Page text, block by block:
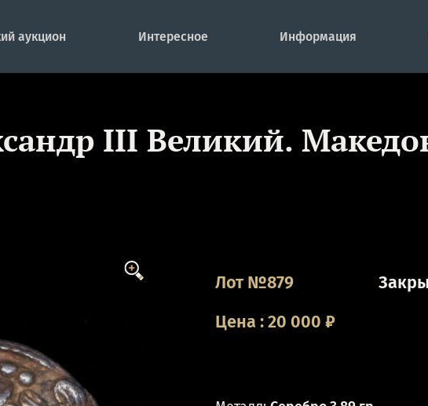
аукцион Интересное Информация
III Великий.
Лот №879
Цена:20 000 ₽